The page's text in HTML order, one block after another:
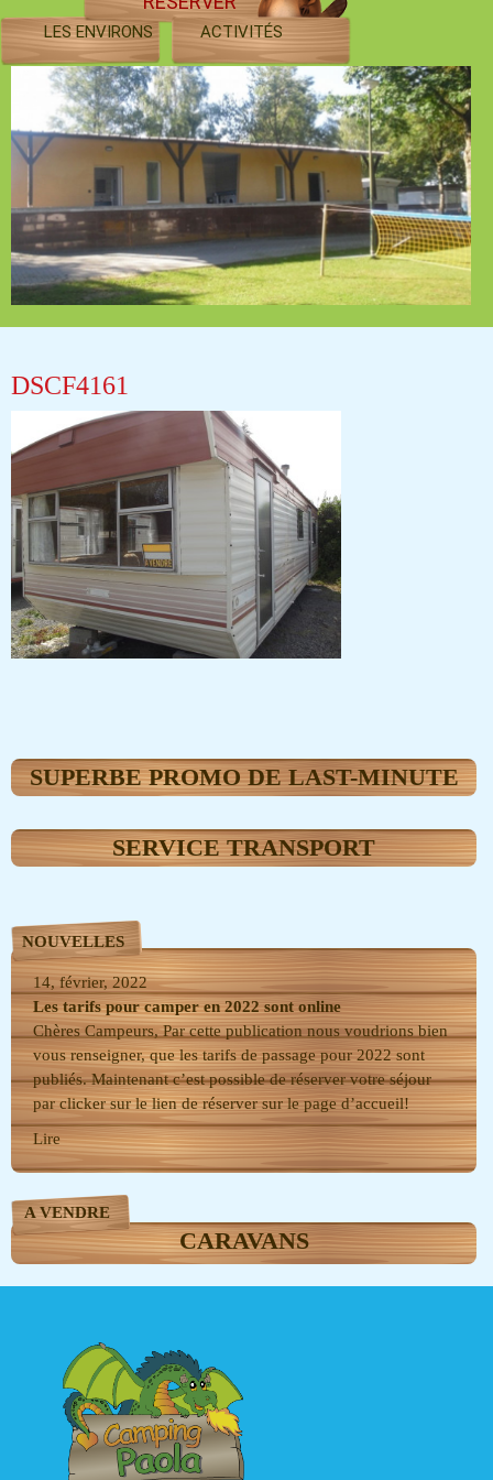
LES ENVIRONS ACTIVITÉS
DSCF4161
SUPERBE PROMO DE LAST-MINUTE
SERVICE TRANSPORT
NOUVELLES
14, février, 2022
Les tarifs pour camper en 2022 sont online
Chères Campeurs, Par cette publication nous voudrions bien
vous renseigner, que les tarifs de passage pour 2022 sont
publiés. Maintenant c’est possible de réserver votre séjour
par clicker sur le lien de réserver sur le page d’accueil!
Lire
A VENDRE
CARAVANS